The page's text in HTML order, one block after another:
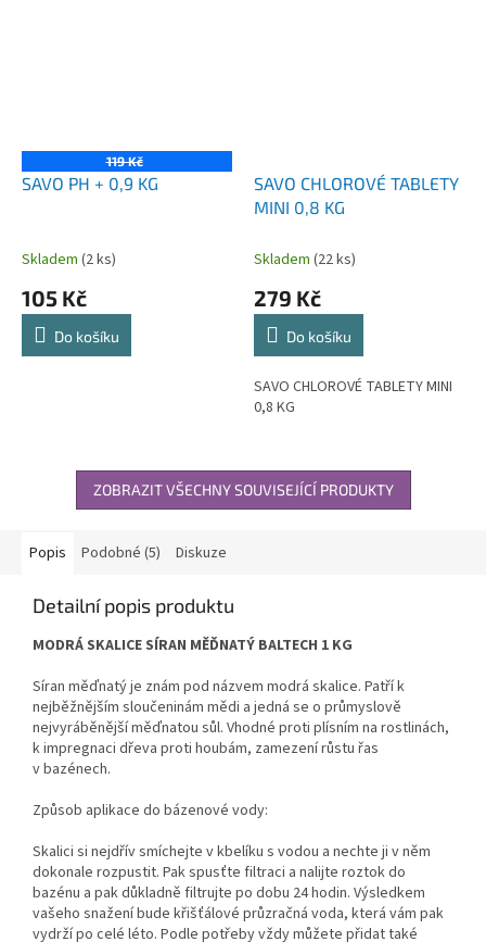
119 Kč
SAVO PH + 0,9 KG
Skladem (2 ks)
105 Kč
Do košíku
SAVO CHLOROVÉ TABLETY
MINI 0,8 KG
Skladem (22 ks)
279 Kč
Do košíku
SAVO CHLOROVÉ TABLETY MINI
0,8 KG
ZOBRAZIT VŠECHNY SOUVISEJÍCÍ PRODUKTY
Popis Podobné (5) Diskuze
Detailní popis produktu
MODRÁ SKALICE SÍRAN MĚĎNATÝ BALTECH 1 KG
Síran měďnatý je znám pod názvem modrá skalice. Patří k
nejběžnějším sloučeninám mědi a jedná se o průmyslově
nejvyráběnější měďnatou sůl. Vhodné proti plísním na rostlinách,
k impregnaci dřeva proti houbám, zamezení růstu řas
v bazénech.
Způsob aplikace do bázenové vody:
Skalici si nejdřív smíchejte v kbelíku s vodou a nechte ji v něm
dokonale rozpustit. Pak spusťte filtraci a nalijte roztok do
bazénu a pak důkladně filtrujte po dobu 24 hodin. Výsledkem
vašeho snažení bude křišťálové průzračná voda, která vám pak
vydrží po celé léto. Podle potřeby vždy můžete přidat také